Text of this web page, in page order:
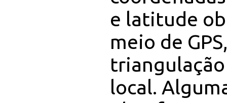
e latitude
meio de
local.